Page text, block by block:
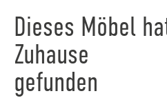
Dieses Möbel
Zuhause
gefunden